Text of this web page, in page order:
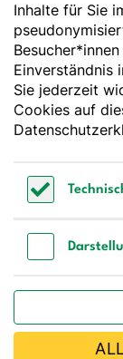
Deutsche
Godesberger
53175 Bonn
Tel:+49 228
Fax:+49 228
BlueskyLinkedIn
Bestellen Sie
Inhalte für Sie
Einverständnis
Sie jederzeit
Cookies auf